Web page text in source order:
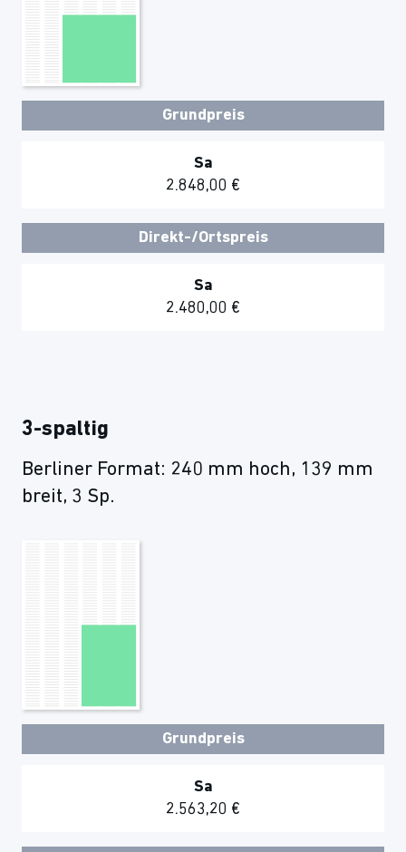
Grundpreis
Sa
2.848,00 €
Direkt-/Ortspreis
Sa
2.480,00 €
3-spaltig
Berliner Format: 240 mm hoch, 139 mm
breit, 3 Sp.
Grundpreis
Sa
2.563,20 €